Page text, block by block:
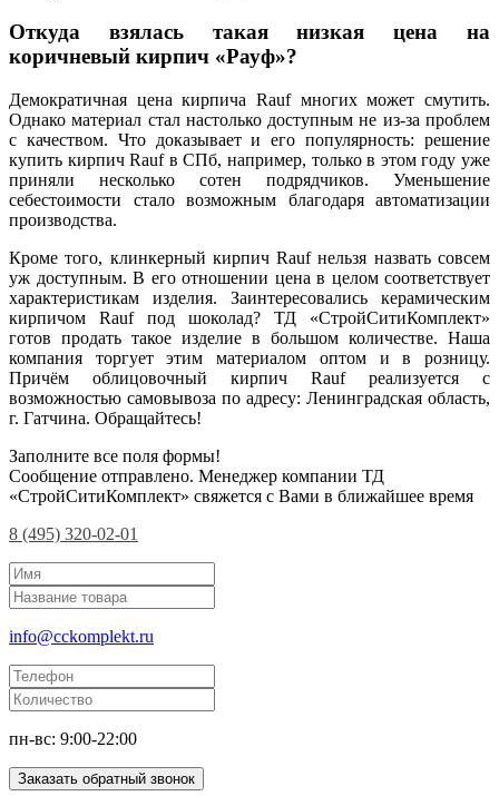
Откуда взялась такая низкая цена на
коричневый кирпич «Рауф»?
Демократичная цена кирпича Rauf многих может смутить.
Однако материал стал настолько доступным не из-за проблем
с качеством. Что доказывает и его популярность: решение
купить кирпич Rauf в СПб, например, только в этом году уже
приняли несколько сотен подрядчиков. Уменьшение
себестоимости стало возможным благодаря автоматизации
производства.
Кроме того, клинкерный кирпич Rauf нельзя назвать совсем
уж доступным. В его отношении цена в целом соответствует
характеристикам изделия. Заинтересовались керамическим
кирпичом Rauf под шоколад? ТД «СтройСитиКомплект»
готов продать такое изделие в большом количестве. Наша
компания торгует этим материалом оптом и в розницу.
Причём облицовочный кирпич Rauf реализуется с
возможностью самовывоза по адресу: Ленинградская область,
г. Гатчина. Обращайтесь!
Заполните все поля формы!
Сообщение отправлено. Менеджер компании ТД
«СтройСитиКомплект» свяжется с Вами в ближайшее время
8 (495) 320-02-01
info@cckomplekt.ru
пн-вс: 9:00-22:00
Заказать обратный звонок